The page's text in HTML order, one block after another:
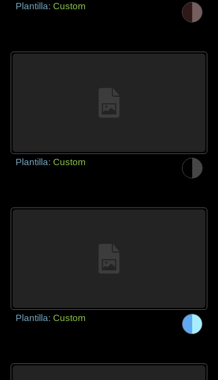
Plantilla: Custom
Plantilla: Custom
Plantilla: Custom